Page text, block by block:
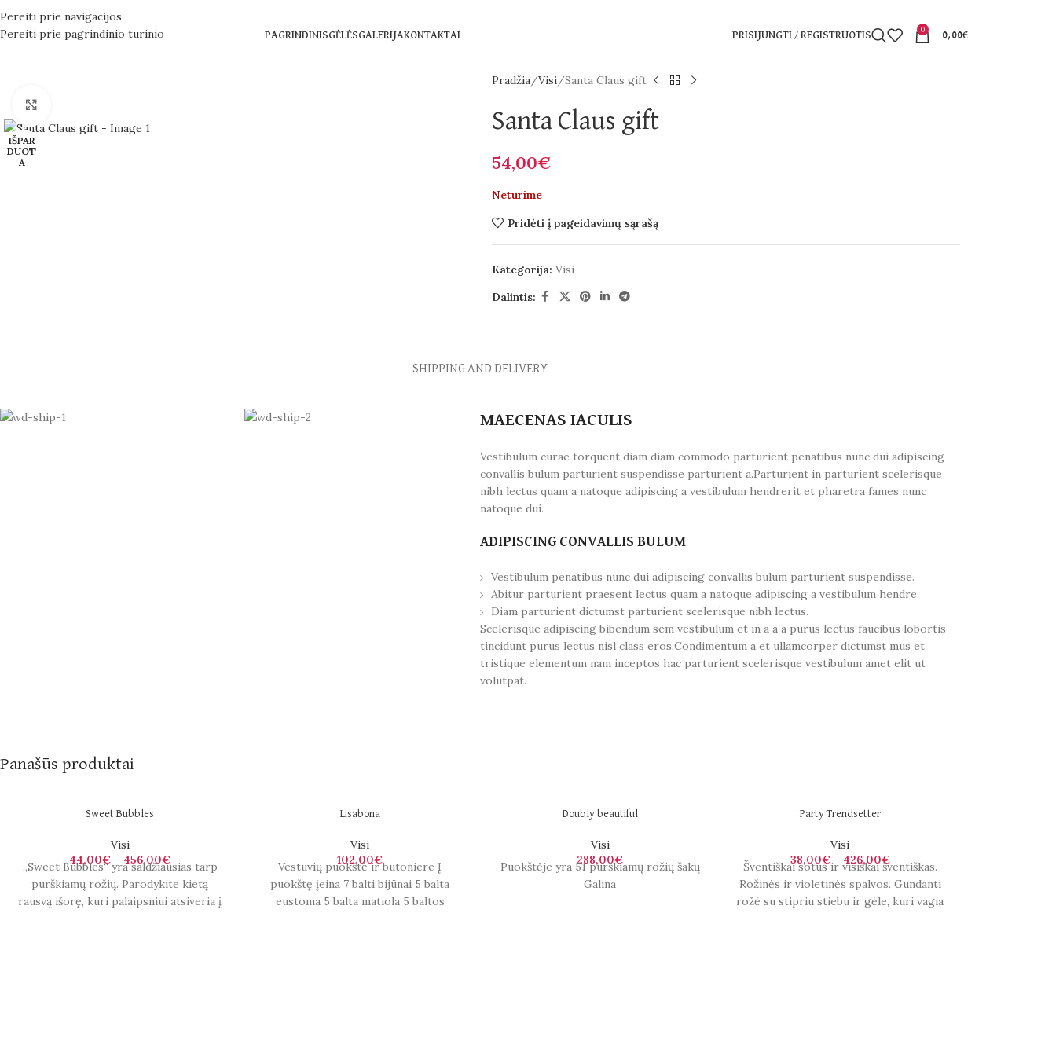
Pereiti prie navigacijos
Pereiti prie pagrindinio turinio
PAGRINDINISGĖLĖSGALERIJAKONTAKTAI PRISIJUNGTI / REGISTRUOTIS
0
0,00€
IŠPAR
DUOT
A
Pradžia Visi Santa Claus gift
Santa Claus gift
54,00€
Neturime
Pridėti į pageidavimų sąrašą
Kategorija: Visi
Dalintis:
SHIPPING AND DELIVERY
MAECENAS IACULIS
Vestibulum curae torquent diam diam commodo parturient penatibus nunc dui adipiscing
convallis bulum parturient suspendisse parturient a.Parturient in parturient scelerisque
nibh lectus quam a natoque adipiscing a vestibulum hendrerit et pharetra fames nunc
natoque dui.
ADIPISCING CONVALLIS BULUM
Vestibulum penatibus nunc dui adipiscing convallis bulum parturient suspendisse.
Abitur parturient praesent lectus quam a natoque adipiscing a vestibulum hendre.
Diam parturient dictumst parturient scelerisque nibh lectus.
Scelerisque adipiscing bibendum sem vestibulum et in a a a purus lectus faucibus lobortis
tincidunt purus lectus nisl class eros.Condimentum a et ullamcorper dictumst mus et
tristique elementum nam inceptos hac parturient scelerisque vestibulum amet elit ut
volutpat.
Panašūs produktai
Sweet Bubbles
Visi
44,00€ – 456,00€
„Sweet Bubbles“ yra saldžiausias tarp
purškiamų rožių. Parodykite kietą
rausvą išorę, kuri palaipsniui atsiveria į
Lisabona
Visi
102,00€
Vestuvių puokštė ir butoniere Į
puokštę įeina 7 balti bijūnai 5 balta
eustoma 5 balta matiola 5 baltos
Doubly beautiful
Visi
288,00€
Puokštėje yra 51 purškiamų rožių šakų
Galina
Party Trendsetter
Visi
38,00€ – 426,00€
Šventiškai sotus ir visiškai šventiškas.
Rožinės ir violetinės spalvos. Gundanti
rožė su stipriu stiebu ir gėle, kuri vagia